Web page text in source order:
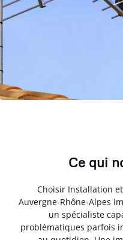
Ce qui
Choisir Installation
Auvergne-Rhône-Alpes
un spécialiste
problématiques parfois